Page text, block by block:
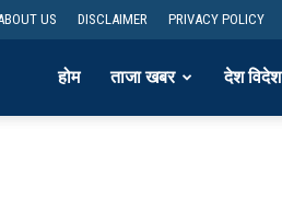
US DISCLAIMER PRIVACY POLICY
होम ताजा खबर देश विदेश